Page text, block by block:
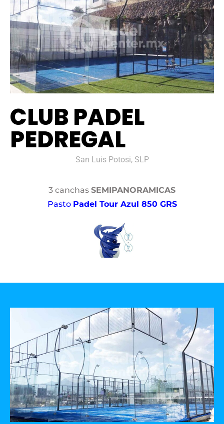
CLUB PADEL
PEDREGAL
San Luis Potosi, SLP
3 canchas SEMIPANORAMICAS
Pasto Padel Tour Azul 850 GRS